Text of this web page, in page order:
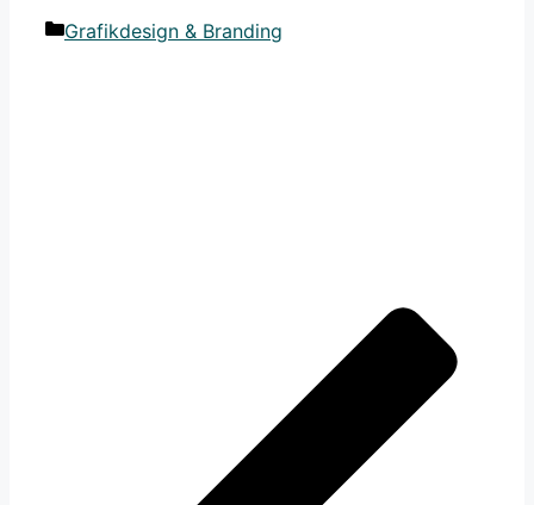
Kategorien
Grafikdesign & Branding